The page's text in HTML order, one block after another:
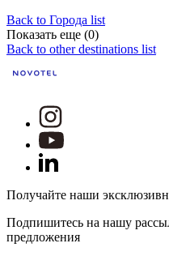
Back to Города list
Показать еще (0)
Back to other destinations list
Получайте наши
Подпишитесь на нашу
предложения